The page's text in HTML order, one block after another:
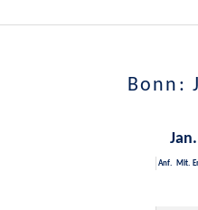
Bonn:
Jan.
Anf. Mit.